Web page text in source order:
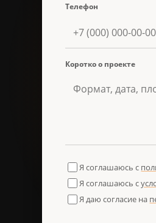
Телефон
Коротко о проекте
Я соглашаюсь с
Я соглашаюсь с
Я даю согласие на